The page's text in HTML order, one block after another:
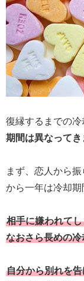
復縁するまでの冷
期間は異なってき
まず、恋人から
から一年は冷却期
相手に嫌われて
なおさら長めの冷
自分から別れを